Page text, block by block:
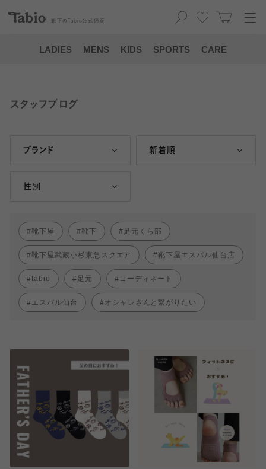
靴下の Tabio 公式通販
LADIES MENS KIDS SPORTS CARE
スタッフブログ
ブランド 新着順
性別
靴下屋 靴下 足元くら部
靴下屋武蔵小杉東急スクエア 靴下屋エスパル仙台店
tabio 足元 コーディネート
エスパル仙台 オシャレさんと繋がりたい